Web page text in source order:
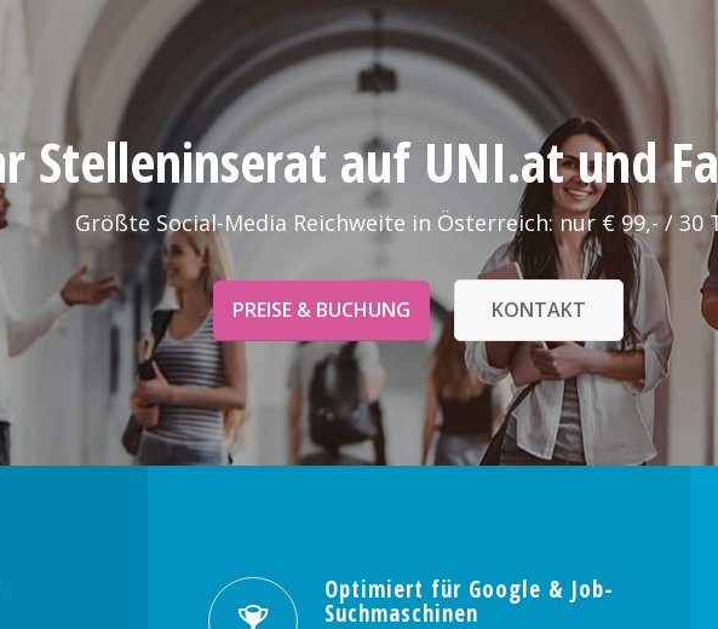
Stelleninserat auf UNI.at und
Größte Social-Media Reichweite in Österreich: nur € 99,- / 30
PREISE & BUCHUNG KONTAKT
Optimiert für Google & Job-
Suchmaschinen